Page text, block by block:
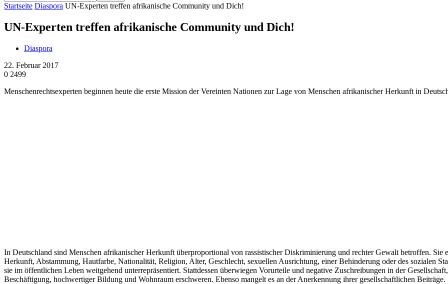
Startseite Diaspora UN-Experten treffen afrikanische Community und Dich!
UN-Experten treffen afrikanische Community und Dich!
Diaspora
22. Februar 2017
0 2499
Menschenrechtsexperten beginnen heute die erste Mission der Vereinten Nationen zur Lage von Menschen afrikanischer Herkunft in
In Deutschland sind Menschen afrikanischer Herkunft überproportional von rassistischer Diskriminierung und rechter Gewalt betroffen.
Herkunft, Abstammung, Hautfarbe, Nationalität, Religion, Alter, Geschlecht, sexuellen Ausrichtung, einer Behinderung oder des sozialen
sie im öffentlichen Leben weitgehend unterrepräsentiert. Stattdessen überwiegen Vorurteile und negative Zuschreibungen in der
Beschäftigung, hochwertiger Bildung und Wohnraum erschweren. Ebenso mangelt es an der Anerkennung ihrer gesellschaftlichen Beiträge.